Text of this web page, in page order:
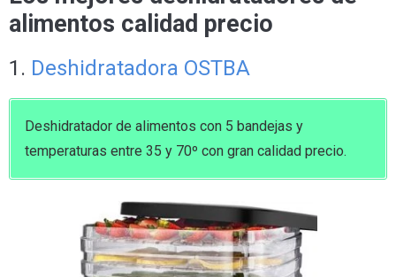
alimentos calidad precio
1. Deshidratadora OSTBA
Deshidratador de alimentos con 5 bandejas y
temperaturas entre 35 y 70º con gran calidad precio.